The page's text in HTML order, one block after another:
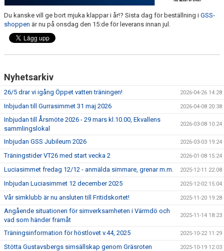
Du kanske vill ge bort mjuka klappar i år!? Sista dag för beställning i GSS-
shoppen är nu på onsdag den 15:de för leverans innan jul.
Nyhetsarkiv
26/5 drar vi igång Öppet vatten träningen! 2026-04-26 14:28
Inbjudan till Gurrasimmet 31 maj 2026 2026-04-08 20:38
Inbjudan till Årsmöte 2026 - 29 mars kl.10.00, Ekvallens
sammlingslokal
2026-03-08 10:24
Inbjudan GSS Jubileum 2026 2026-03-03 19:24
Träningstider VT26 med start vecka 2 2026-01-08 15:24
Luciasimmet fredag 12/12 - anmälda simmare, grenar m.m. 2025-12-11 22:08
Inbjudan Luciasimmet 12 december 2025 2025-12-02 15:04
Vår simklubb är nu ansluten till Fritidskortet! 2025-11-20 19:28
Angående situationen för simverksamheten i Värmdö och
vad som händer framåt
2025-11-14 18:23
Träningsinformation för höstlovet v.44, 2025 2025-10-22 11:29
Stötta Gustavsbergs simsällskap genom Gräsroten 2025-10-19 12:03